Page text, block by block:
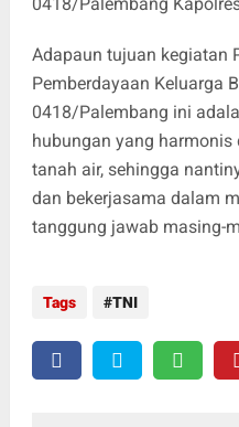
Adapaun tujuan kegiatan
Pemberdayaan Keluarga
0418/Palembang ini
hubungan yang
tanah air, sehingga
dan bekerjasama dalam
tanggung jawab masing-
Tags TNI